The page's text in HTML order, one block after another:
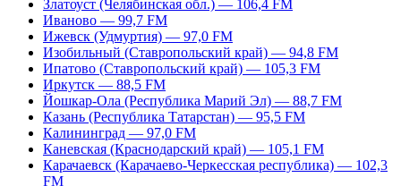
Златоуст (Челябинская обл.) — 106,4 FM
Иваново — 99,7 FM
Ижевск (Удмуртия) — 97,0 FM
Изобильный (Ставропольский край) — 94,8 FM
Ипатово (Ставропольский край) — 105,3 FM
Иркутск — 88,5 FM
Йошкар-Ола (Республика Марий Эл) — 88,7 FM
Казань (Республика Татарстан) — 95,5 FM
Калининград — 97,0 FM
Каневская (Краснодарский край) — 105,1 FM
Карачаевск (Карачаево-Черкесская республика) — 102,3
FM